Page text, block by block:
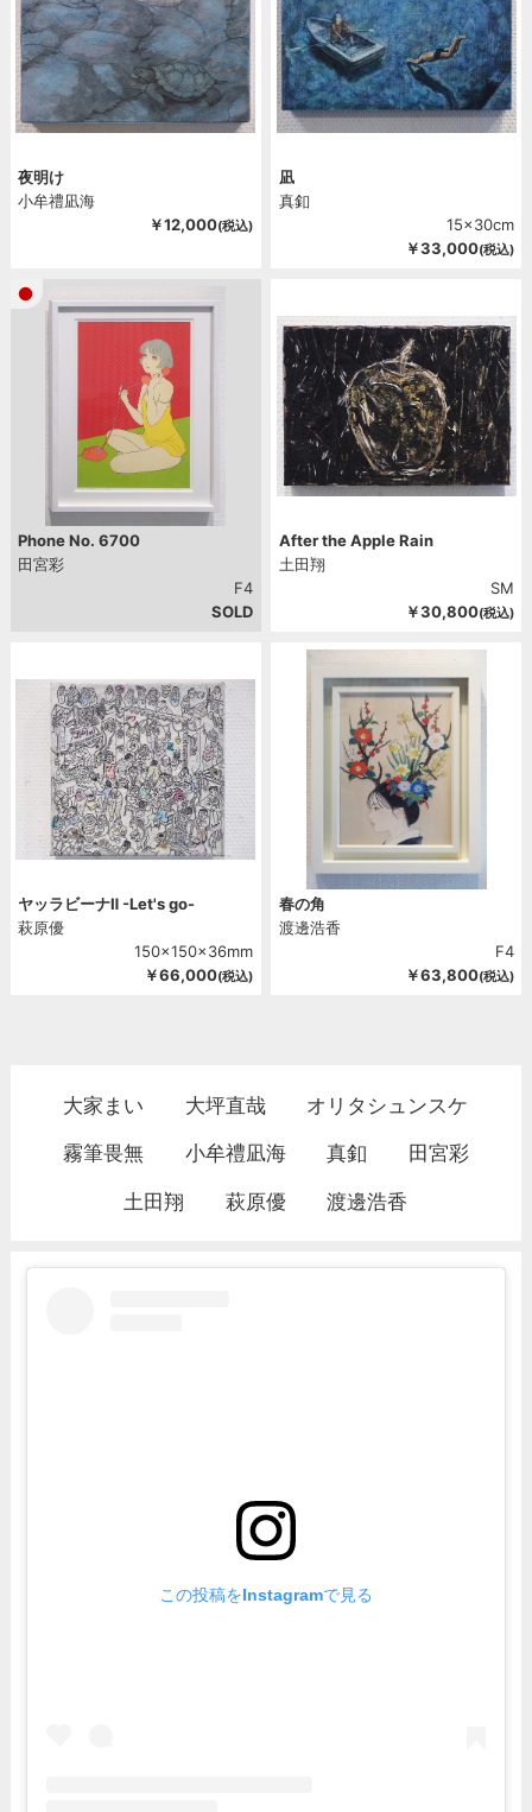
夜明け
小牟禮凪海
￥12,000(税込)
凪
真釦
15x30cm
￥33,000(税込)
Phone No. 6700
田宮彩
F4
SOLD
After the Apple Rain
土田翔
SM
￥30,800(税込)
ヤッラビーナⅡ -Let's go-
萩原優
150x150x36mm
￥66,000(税込)
春の角
渡邊浩香
F4
￥63,800(税込)
大家まい 大坪直哉
オリタシュンスケ
霧筆畏無
小牟禮凪海 真釦
田宮彩
土田翔
萩原優 渡邊浩香
この投稿をInstagramで見る